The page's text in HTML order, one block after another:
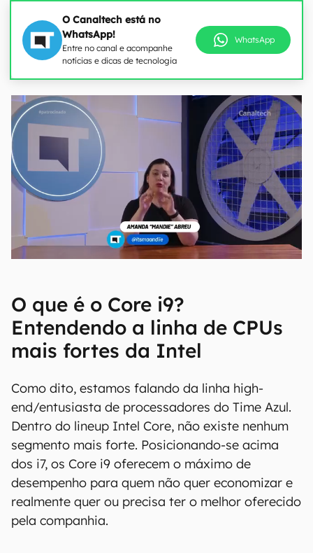
O Canaltech está no
WhatsApp!
Entre no canal e acompanhe
notícias e dicas de tecnologia
WhatsApp
O que é o Core i9?
Entendendo a linha de CPUs
mais fortes da Intel
Como dito, estamos falando da linha high-
end/entusiasta de processadores do Time Azul.
Dentro do lineup Intel Core, não existe nenhum
segmento mais forte. Posicionando-se acima
dos i7, os Core i9 oferecem o máximo de
desempenho para quem não quer economizar e
realmente quer ou precisa ter o melhor oferecido
pela companhia.